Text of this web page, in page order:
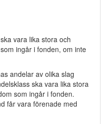
vara lika stora och
ingår i fonden, om inte
andelar av olika slag
ska vara lika stora
som ingår i fonden.
får vara förenade med